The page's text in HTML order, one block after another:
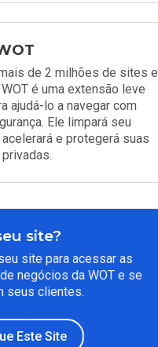
de 2 milhões de sites e
é uma extensão leve
ajudá-lo a navegar com
Ele limpará seu
e protegerá suas
site?
site para acessar as
negócios da WOT e se
seus clientes.
Este Site